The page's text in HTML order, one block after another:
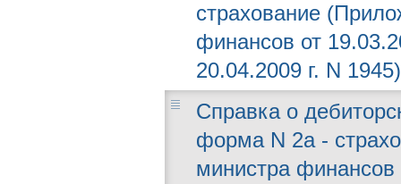
страхование
финансов от
20.04.2009 г. N 1945)
Справка о
форма N 2а -
министра финансов